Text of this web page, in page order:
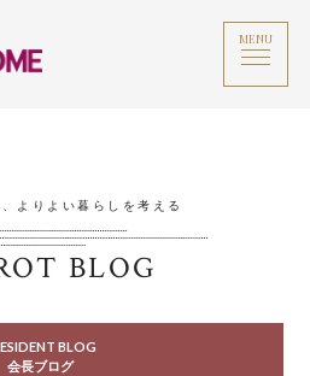
MENU
よりよい暮らしを考える
BLOG
BLOG
会長ブログ